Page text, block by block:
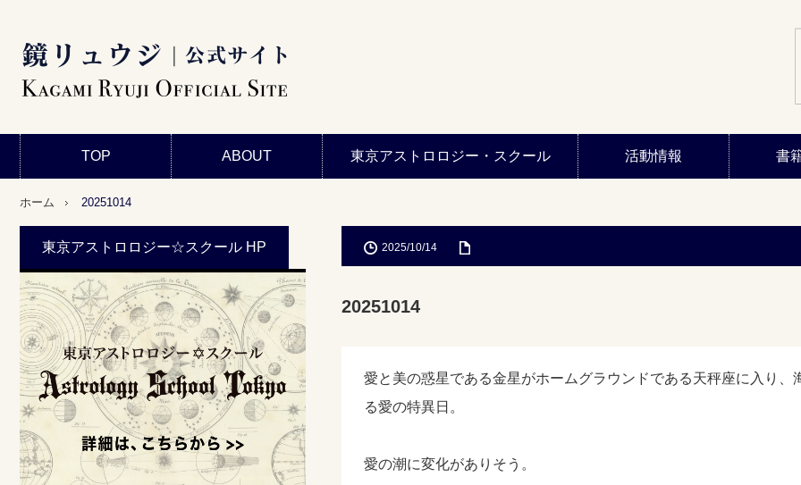
TOP ABOUT 東京アストロロジー・スクール 活動情報 書
ホーム 20251014
2025/10/14
20251014
愛と美の惑星である金星がホームグラウンドである天秤座に入り
る愛の特異日。
愛の潮に変化がありそう。
東京アストロロジー☆スクール HP